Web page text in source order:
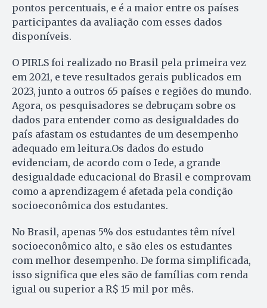
pontos percentuais, e é a maior entre os países
participantes da avaliação com esses dados
disponíveis.
O PIRLS foi realizado no Brasil pela primeira vez
em 2021, e teve resultados gerais publicados em
2023, junto a outros 65 países e regiões do mundo.
Agora, os pesquisadores se debruçam sobre os
dados para entender como as desigualdades do
país afastam os estudantes de um desempenho
adequado em leitura.Os dados do estudo
evidenciam, de acordo com o Iede, a grande
desigualdade educacional do Brasil e comprovam
como a aprendizagem é afetada pela condição
socioeconômica dos estudantes.
No Brasil, apenas 5% dos estudantes têm nível
socioeconômico alto, e são eles os estudantes
com melhor desempenho. De forma simplificada,
isso significa que eles são de famílias com renda
igual ou superior a R$ 15 mil por mês.